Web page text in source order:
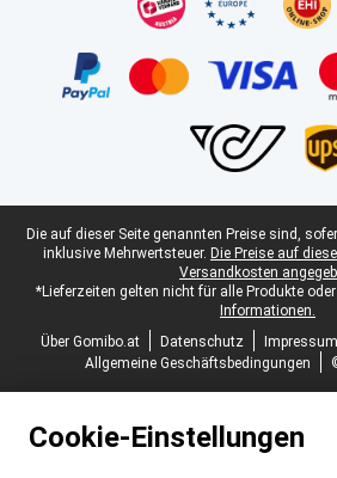
Juristische Fußzeile
Die auf dieser Seite genannten Preise sind,
inklusive Mehrwertsteuer. Die Preise auf
Versandkosten
*Lieferzeiten gelten nicht für alle Produkte
Informationen.
Über Gomibo.at
Datenschutz Impressum
Allgemeine Geschäftsbedingungen
Cookie-Einstellungen